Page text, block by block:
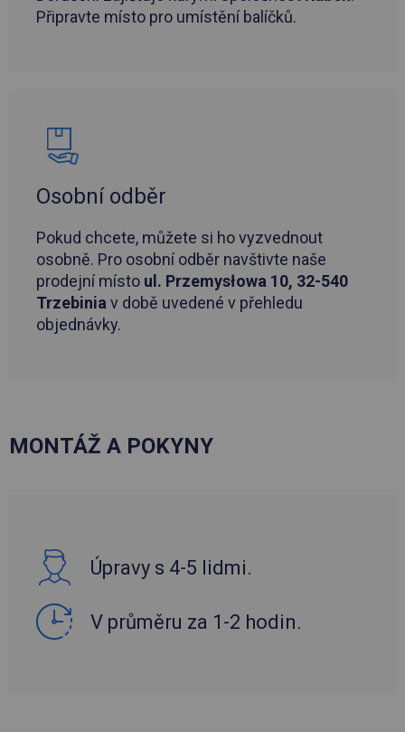
Připravte místo pro umístění balíčků.
Osobní odběr
Pokud chcete, můžete si ho vyzvednout
osobně. Pro osobní odběr navštivte naše
prodejní místo ul. Przemysłowa 10, 32-540
Trzebiniav době uvedené v přehledu
objednávky.
MONTÁŽ A POKYNY
Úpravy s 4-5 lidmi.
V průměru za 1-2 hodin.